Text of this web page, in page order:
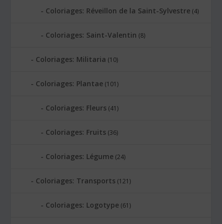
Coloriages: Réveillon de la Saint-Sylvestre (4)
Coloriages: Saint-Valentin (8)
Coloriages: Militaria (10)
Coloriages: Plantae (101)
Coloriages: Fleurs (41)
Coloriages: Fruits (36)
Coloriages: Légume (24)
Coloriages: Transports (121)
Coloriages: Logotype (61)